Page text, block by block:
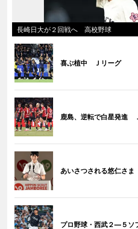
長崎日大が２回戦へ 高校野球
喜ぶ植中 Ｊリーグ
鹿島、逆転で白星発進
あいさつされる悠仁さま
プロ野球・西武２―５ソ